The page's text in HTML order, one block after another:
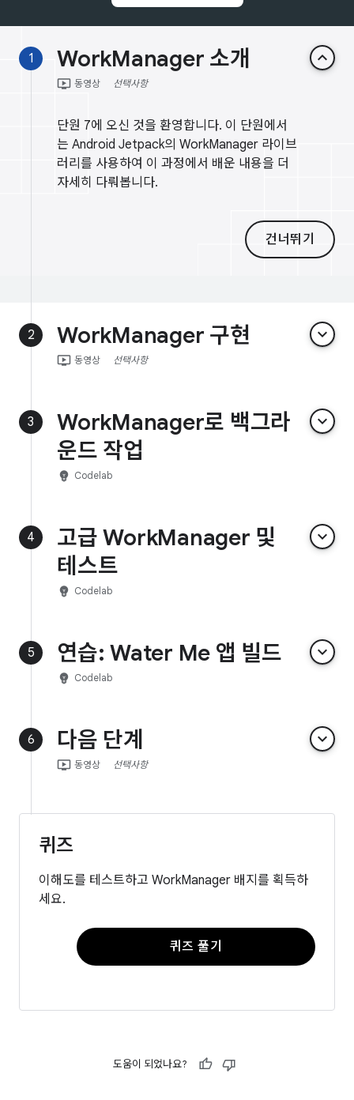
1 WorkManager 소개 keyboard_arrow_up
ondemand_video 동영상 선택사항
단원 7에 오신 것을 환영합니다. 이 단원에서
는 Android Jetpack의 WorkManager 라이브
러리를 사용하여 이 과정에서 배운 내용을 더
자세히 다뤄봅니다.
건너뛰기
2 WorkManager 구현 keyboard_arrow_down
ondemand_video 동영상 선택사항
3
WorkManager로 백그라
운드 작업
keyboard_arrow_down
emoji_objects Codelab
4
고급 WorkManager 및
테스트
keyboard_arrow_down
emoji_objects Codelab
5 연습: Water Me 앱 빌드 keyboard_arrow_down
emoji_objects Codelab
6 다음 단계 keyboard_arrow_down
ondemand_video 동영상 선택사항
퀴즈
이해도를 테스트하고 WorkManager 배지를 획득하
세요.
퀴즈 풀기
도움이 되었나요?